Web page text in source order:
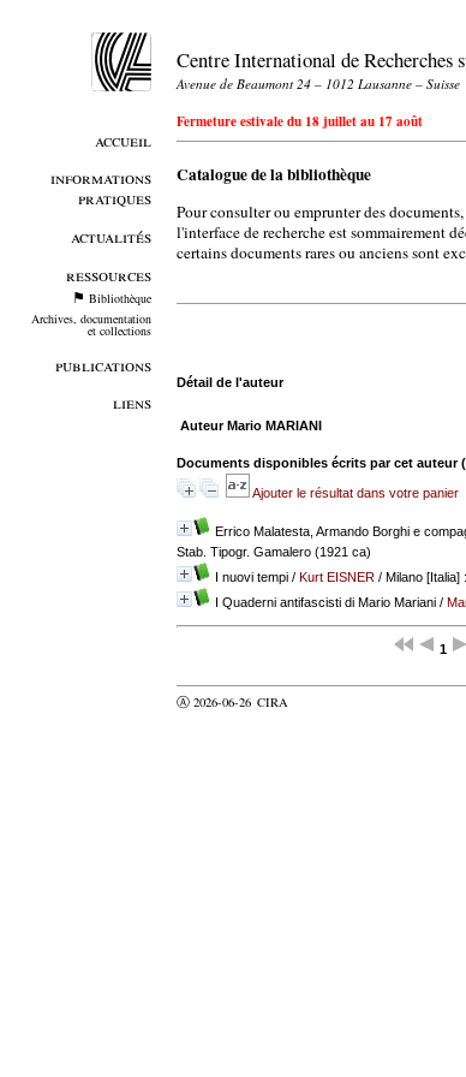
accueil
informations
pratiques
actualités
ressources
Bibliothèque
Archives, documentation
et collections
publications
liens
Centre International de
Avenue de Beaumont 24 – 1012 Lausanne – Suisse
Fermeture estivale du 18 juillet au 17 août
Catalogue de la bibliothèque
Pour consulter ou emprunter des
l'interface de recherche est sommairement
certains documents rares ou anciens sont
Détail de l'auteur
Auteur Mario MARIANI
Documents disponibles écrits par cet auteur (
Ajouter le résultat dans votre panier
Errico Malatesta, Armando Borghi e
Stab. Tipogr. Gamalero (1921 ca)
I nuovi tempi/ Kurt EISNER/ Milano [Italia]
I Quaderni antifascisti di Mario Mariani/
1
Ⓐ 2026-06-26 CIRA